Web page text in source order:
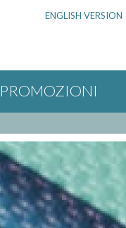
ENGLISH VERSION
PROMOZIONI